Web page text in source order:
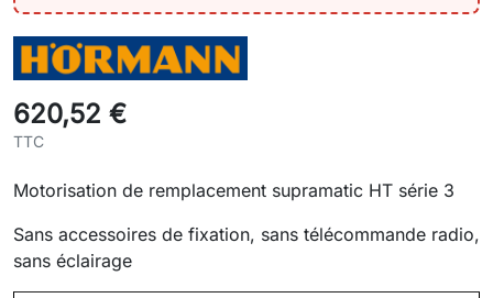
620,52 €
TTC
Motorisation de remplacement supramatic HT série 3
Sans accessoires de fixation, sans télécommande radio,
sans éclairage